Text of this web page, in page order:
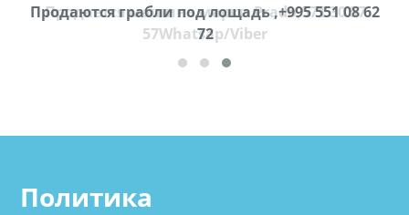
Продаются грабли под лощадь ,+995 551 08 62
72
Политика